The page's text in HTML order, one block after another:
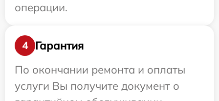
операции.
4
Гарантия
По окончании ремонта и оплаты
услуги Вы получите документ о